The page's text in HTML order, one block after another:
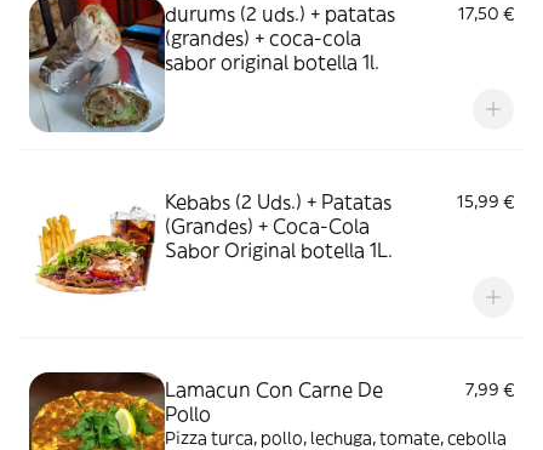
durums (2 uds.) + patatas
(grandes) + coca-cola
sabor original botella 1l.
17,50 €
Kebabs (2 Uds.) + Patatas
(Grandes) + Coca-Cola
Sabor Original botella 1L.
15,99 €
Lamacun Con Carne De
Pollo
7,99 €
Pizza turca, pollo, lechuga, tomate, cebolla